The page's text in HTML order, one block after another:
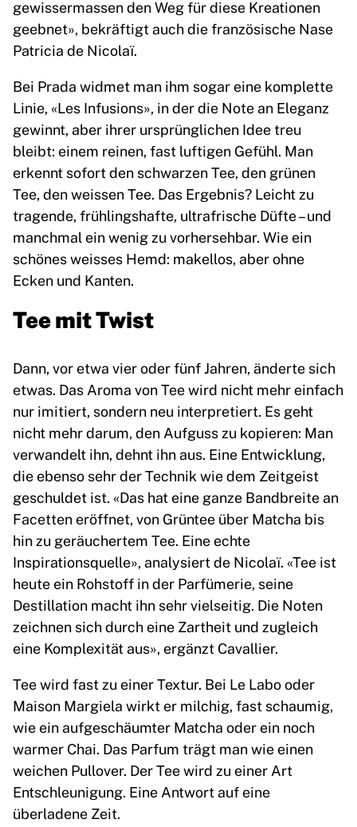
gewissermassen den Weg für diese Kreationen
geebnet», bekräftigt auch die französische Nase
Patricia de Nicolaï.
Bei Prada widmet man ihm sogar eine komplette
Linie, «Les Infusions», in der die Note an Eleganz
gewinnt, aber ihrer ursprünglichen Idee treu
bleibt: einem reinen, fast luftigen Gefühl. Man
erkennt sofort den schwarzen Tee, den grünen
Tee, den weissen Tee. Das Ergebnis? Leicht zu
tragende, frühlingshafte, ultrafrische Düfte – und
manchmal ein wenig zu vorhersehbar. Wie ein
schönes weisses Hemd: makellos, aber ohne
Ecken und Kanten.
Tee mit Twist
Dann, vor etwa vier oder fünf Jahren, änderte sich
etwas. Das Aroma von Tee wird nicht mehr einfach
nur imitiert, sondern neu interpretiert. Es geht
nicht mehr darum, den Aufguss zu kopieren: Man
verwandelt ihn, dehnt ihn aus. Eine Entwicklung,
die ebenso sehr der Technik wie dem Zeitgeist
geschuldet ist. «Das hat eine ganze Bandbreite an
Facetten eröffnet, von Grüntee über Matcha bis
hin zu geräuchertem Tee. Eine echte
Inspirationsquelle», analysiert de Nicolaï. «Tee ist
heute ein Rohstoff in der Parfümerie, seine
Destillation macht ihn sehr vielseitig. Die Noten
zeichnen sich durch eine Zartheit und zugleich
eine Komplexität aus», ergänzt Cavallier.
Tee wird fast zu einer Textur. Bei Le Labo oder
Maison Margiela wirkt er milchig, fast schaumig,
wie ein aufgeschäumter Matcha oder ein noch
warmer Chai. Das Parfum trägt man wie einen
weichen Pullover. Der Tee wird zu einer Art
Entschleunigung. Eine Antwort auf eine
überladene Zeit.